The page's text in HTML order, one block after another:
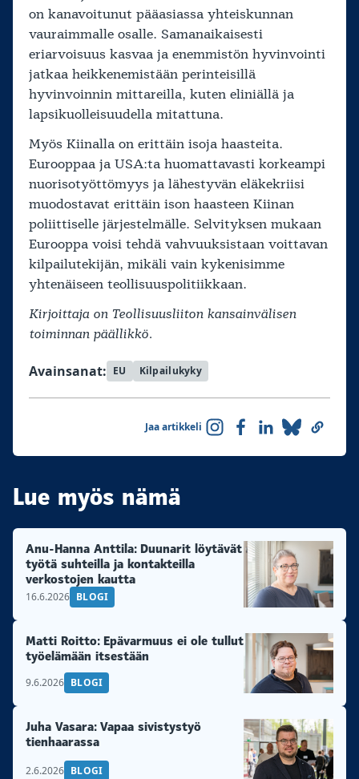
on kanavoitunut pääasiassa yhteiskunnan
vauraimmalle osalle. Samanaikaisesti
eriarvoisuus kasvaa ja enemmistön hyvinvointi
jatkaa heikkenemistään perinteisillä
hyvinvoinnin mittareilla, kuten eliniällä ja
lapsikuolleisuudella mitattuna.
Myös Kiinalla on erittäin isoja haasteita.
Eurooppaa ja USA:ta huomattavasti korkeampi
nuorisotyöttömyys ja lähestyvän eläkekriisi
muodostavat erittäin ison haasteen Kiinan
poliittiselle järjestelmälle. Selvityksen mukaan
Eurooppa voisi tehdä vahvuuksistaan voittavan
kilpailutekijän, mikäli vain kykenisimme
yhtenäiseen teollisuuspolitiikkaan.
Kirjoittaja on Teollisuusliiton kan­sain­vä­li­sen
toiminnan päällikkö.
Avainsanat: EU Kilpailukyky
Jaa artikkeli
Lue myös nämä
Anu-Hanna Anttila: Duunarit löytävät
työtä suhteilla ja kontakteilla
verkostojen kautta
16.6.2026 BLOGI
Matti Roitto: Epävarmuus ei ole tullut
työelämään itsestään
9.6.2026 BLOGI
Juha Vasara: Vapaa sivistystyö
tienhaarassa
2.6.2026 BLOGI